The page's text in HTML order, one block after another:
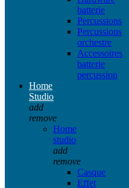
batterie
Percussions
Percussions
orchestre
Accessoires
batterie
percussion
Home
Studio
add
remove
Home
studio
add
remove
Casque
Effet